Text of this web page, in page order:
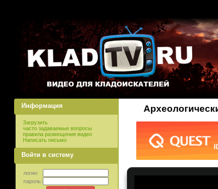
Информация
Загрузить
часто задаваемые вопросы
правила размещения видео
Написать письмо
Войти в систему
логин:
пароль: